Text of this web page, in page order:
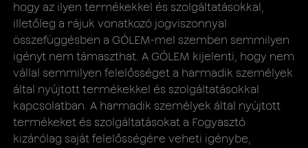
hogy az ilyen termékekkel és szolgáltatásokkal,
illetőleg a rájuk vonatkozó jogviszonnyal
összefüggésben a GÓLEM-mel szemben semmilyen
igényt nem támaszthat. A GÓLEM kijelenti, hogy nem
vállal semmilyen felelősséget a harmadik személyek
által nyújtott termékekkel és szolgáltatásokkal
kapcsolatban. A harmadik személyek által nyújtott
termékeket és szolgáltatásokat a Fogyasztó
kizárólag saját felelősségére veheti igénybe,